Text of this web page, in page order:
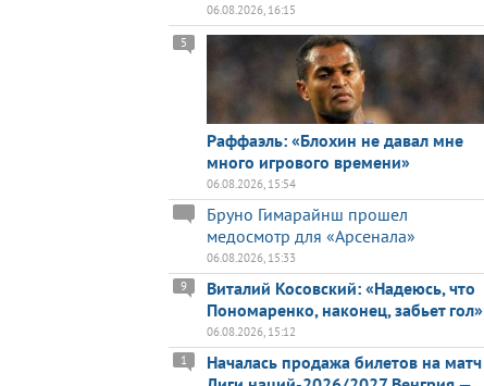
06.08.2026, 16:15
Раффаэль: «Блохин не давал мне
много игрового времени»
5
06.08.2026, 15:54
Бруно Гимарайнш прошел
медосмотр для «Арсенала»
06.08.2026, 15:33
Виталий Косовский: «Надеюсь, что
Пономаренко, наконец, забьет гол»
9
06.08.2026, 15:12
Началась продажа билетов на матч
1